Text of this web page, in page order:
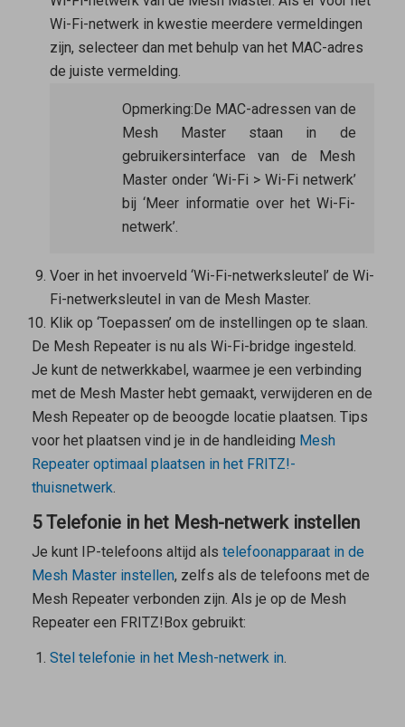
Wi-Fi-netwerk in kwestie meerdere vermeldingen
zijn, selecteer dan met behulp van het MAC-adres
de juiste vermelding.
Opmerking:De MAC-adressen van de
Mesh Masterstaan in de
gebruikersinterface van de Mesh
Master onder ‘Wi-Fi > Wi-Fi netwerk’
bij ‘Meer informatie over het Wi-Fi-
netwerk’.
Voer in het invoerveld ‘Wi-Fi-netwerksleutel’ de Wi-
Fi-netwerksleutel in van de Mesh Master.
Klik op ‘Toepassen’ om de instellingen op te slaan.
De Mesh Repeateris nu als Wi-Fi-bridge ingesteld.
Je kunt de netwerkkabel, waarmee je een verbinding
met de Mesh Masterhebt gemaakt, verwijderen en de
Mesh Repeaterop de beoogde locatie plaatsen. Tips
voor het plaatsen vind je in de handleiding Mesh
Repeateroptimaal plaatsen in het FRITZ!-
thuisnetwerk.
5 Telefonie in het Mesh-netwerk instellen
Je kunt IP-telefoons altijd als telefoonapparaat in de
Mesh Masterinstellen, zelfs als de telefoons met de
Mesh Repeaterverbonden zijn. Als je op de Mesh
Repeatereen FRITZ!Box gebruikt:
Stel telefonie in het Mesh-netwerk in.